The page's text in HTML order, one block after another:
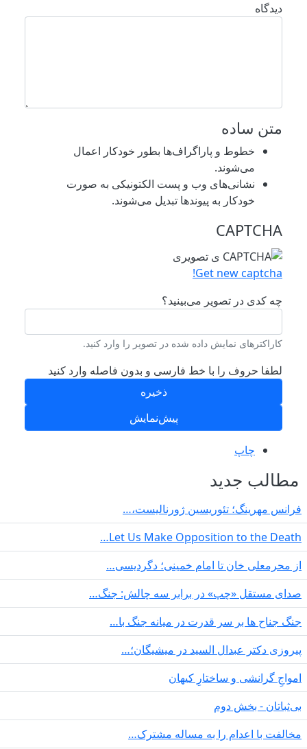
دیدگاه
متن ساده
خطوط و پاراگراف‌ها بطور خودکار اعمال
می‌شوند.
نشانی‌های وب و پست الکتونیکی به صورت
خودکار به پیوند‌ها تبدیل می‌شوند.
CAPTCHA
Get new captcha!
چه کدی در تصویر می‌بینید؟
کاراکترهای نمایش داده شده در تصویر را وارد کنید.
لطفا حروف را با خط فارسی و بدون فاصله وارد کنید
چاپ
مطالب جدید
فرانس مهرینگ؛ تئوریسین ژورنالیست،…
Let Us Make Opposition to the Death…
از محرمعلی خان تا امام خمینی؛ دگردیسی…
صدای مستقل «چپ» در برابر سه چالش: جنگ…
جنگ جناح ها بر سر قدرت در میانە جنگ با…
پیروزی دکتر عبدال السید در میشیگان؛…
‌امواجِ گرانشی و ساختارِ کیهان
بی‌ثباتان - بخش دوم
مخالفت با اعدام را به مساله مشترک…